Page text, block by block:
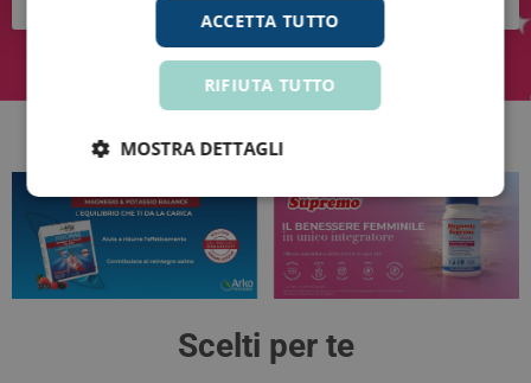
Scelti per te
ACCETTA TUTTO
RIFIUTA TUTTO
MOSTRA DETTAGLI